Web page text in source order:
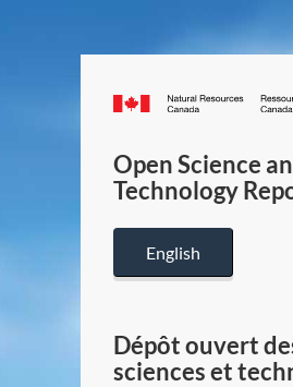
Canada.ca
Open Science
Technology
English
Dépôt ouvert
sciences et